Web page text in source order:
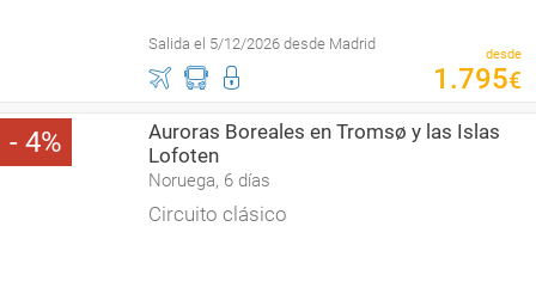
Salida el 5/12/2026 desde Madrid
desde
1 .795€
4
Auroras Boreales en Tromsø y las Islas
Lofoten
Noruega, 6 días
Circuito clásico